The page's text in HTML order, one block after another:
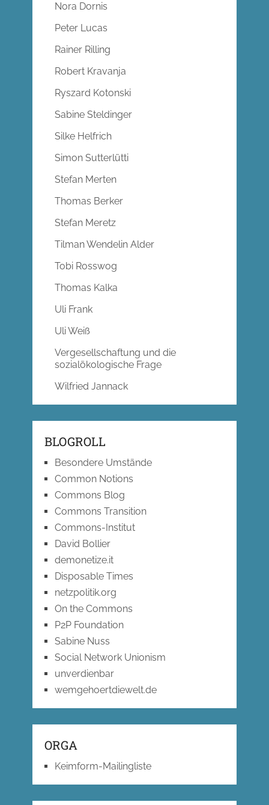
Nora Dornis
Peter Lucas
Rainer Rilling
Robert Kravanja
Ryszard Kotonski
Sabine Steldinger
Silke Helfrich
Simon Sutterlütti
Stefan Merten
Thomas Berker
Stefan Meretz
Tilman Wendelin Alder
Tobi Rosswog
Thomas Kalka
Uli Frank
Uli Weiß
Vergesellschaftung und die
sozialökologische Frage
Wilfried Jannack
BLOGROLL
Besondere Umstände
Common Notions
Commons Blog
Commons Transition
Commons-Institut
David Bollier
demonetize.it
Disposable Times
netzpolitik.org
On the Commons
P2P Foundation
Sabine Nuss
Social Network Unionism
unverdienbar
wemgehoertdiewelt.de
ORGA
Keimform-Mailingliste